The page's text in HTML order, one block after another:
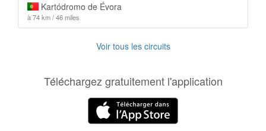
Kartódromo de Évora
à 74 km / 46 miles
Voir tous les circuits
Téléchargez gratuitement l'application